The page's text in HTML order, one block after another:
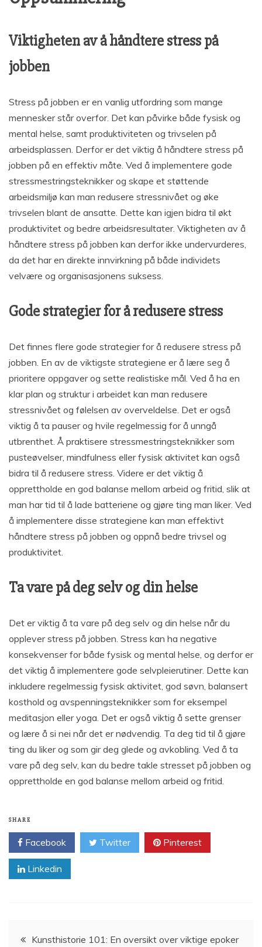
Viktigheten av å håndtere stress på
jobben
Stress på jobben er en vanlig utfordring som mange
mennesker står overfor. Det kan påvirke både fysisk og
mental helse, samt produktiviteten og trivselen på
arbeidsplassen. Derfor er det viktig å håndtere stress på
jobben på en effektiv måte. Ved å implementere gode
stressmestringsteknikker og skape et støttende
arbeidsmiljø kan man redusere stressnivået og øke
trivselen blant de ansatte. Dette kan igjen bidra til økt
produktivitet og bedre arbeidsresultater. Viktigheten av å
håndtere stress på jobben kan derfor ikke undervurderes,
da det har en direkte innvirkning på både individets
velvære og organisasjonens suksess.
Gode strategier for å redusere stress
Det finnes flere gode strategier for å redusere stress på
jobben. En av de viktigste strategiene er å lære seg å
prioritere oppgaver og sette realistiske mål. Ved å ha en
klar plan og struktur i arbeidet kan man redusere
stressnivået og følelsen av overveldelse. Det er også
viktig å ta pauser og hvile regelmessig for å unngå
utbrenthet. Å praktisere stressmestringsteknikker som
pusteøvelser, mindfulness eller fysisk aktivitet kan også
bidra til å redusere stress. Videre er det viktig å
opprettholde en god balanse mellom arbeid og fritid, slik at
man har tid til å lade batteriene og gjøre ting man liker. Ved
å implementere disse strategiene kan man effektivt
håndtere stress på jobben og oppnå bedre trivsel og
produktivitet.
Ta vare på deg selv og din helse
Det er viktig å ta vare på deg selv og din helse når du
opplever stress på jobben. Stress kan ha negative
konsekvenser for både fysisk og mental helse, og derfor er
det viktig å implementere gode selvpleierutiner. Dette kan
inkludere regelmessig fysisk aktivitet, god søvn, balansert
kosthold og avspenningsteknikker som for eksempel
meditasjon eller yoga. Det er også viktig å sette grenser
og lære å si nei når det er nødvendig. Ta deg tid til å gjøre
ting du liker og som gir deg glede og avkobling. Ved å ta
vare på deg selv, kan du bedre takle stresset på jobben og
opprettholde en god balanse mellom arbeid og fritid.
SHARE
Facebook Twitter Pinterest
Linkedin
Innleggsnavigasjon
Kunsthistorie 101: En oversikt over viktige epoker